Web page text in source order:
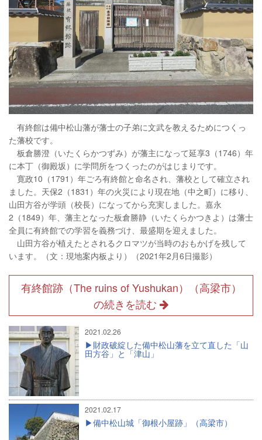
有終館は備中松山藩が藩士の子弟に文武を教えるためにつくっ
た藩校です。
板倉勝澄（いたくらかつずみ）が藩主になって延享3（1746）年
に本丁（御殿坂）に学問所をつくったのがはじまりです。
寛政10（1791）年ごろ有終館と命名され、藩校として確立され
ました。天保2（1831）年の火災により現在地（中之町）に移り、
山田方谷が学頭（校長）になってから充実しました。嘉永
2（1849）年、藩主となった板倉勝静（いたくらかつきよ）は藩士
全員に有終館での学習を義務づけ、最盛期を迎えました。
山田方谷が植えたとされるクロマツが当時のおもかげを残して
います。（文：現地案内板より）（2021年2月6日撮影）
有終館跡（The ruins of Yushukan）（高梁市）
の続きを読む
2021.02.26
財政破綻した備中松山藩を立て直した「山
田方谷」と「津山」
2021.02.17
備中松山城「御根小屋跡」（高梁市）